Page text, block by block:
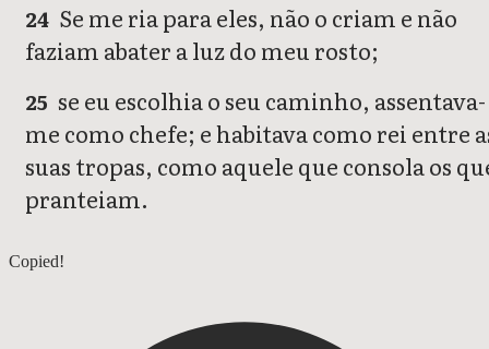
24 Se me ria para eles, não o criam e não
faziam abater a luz do meu rosto;
25 se eu escolhia o seu caminho, assentava-
me como chefe; e habitava como rei entre
suas tropas, como aquele que consola os
pranteiam.
Jó 28 Jó 30
Copied!